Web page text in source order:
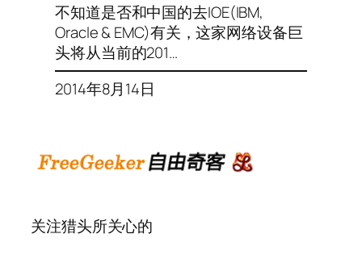
不知道是否和中国的去IOE(IBM,
Oracle & EMC)有关，这家网络设备巨
头将从当前的201…
2014年8月14日
关注猎头所关心的